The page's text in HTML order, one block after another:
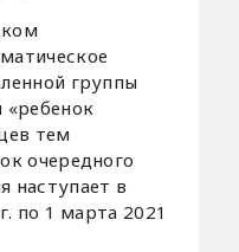
группы
«ребенок
тем
очередного
наступает в
по 1 марта 2021